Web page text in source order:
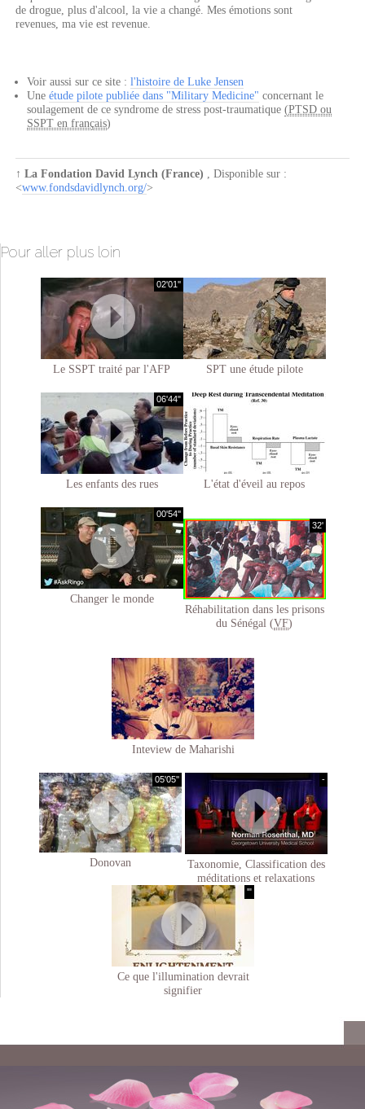
de drogue, plus d'alcool, la vie a changé. Mes émotions sont
revenues, ma vie est revenue.
Voir aussi sur ce site : l'histoire de Luke Jensen
Une étude pilote publiée dans "Military Medicine" concernant le
soulagement de ce syndrome de stress post-traumatique (PTSD ou
SSPT en français)
↑ La Fondation David Lynch (France) , Disponible sur :
<www.fondsdavidlynch.org/>
Pour aller plus loin
Le SSPT traité par l'AFP
02'01''
SPT une étude pilote
Les enfants des rues
06'44"
L'état d'éveil au repos
Changer le monde
00'54''
Réhabilitation dans les prisons
du Sénégal (VF)
32'
Inteview de Maharishi
Donovan
05'05''
Taxonomie, Classification des
méditations et relaxations
-
Ce que l'illumination devrait
signifier
'"